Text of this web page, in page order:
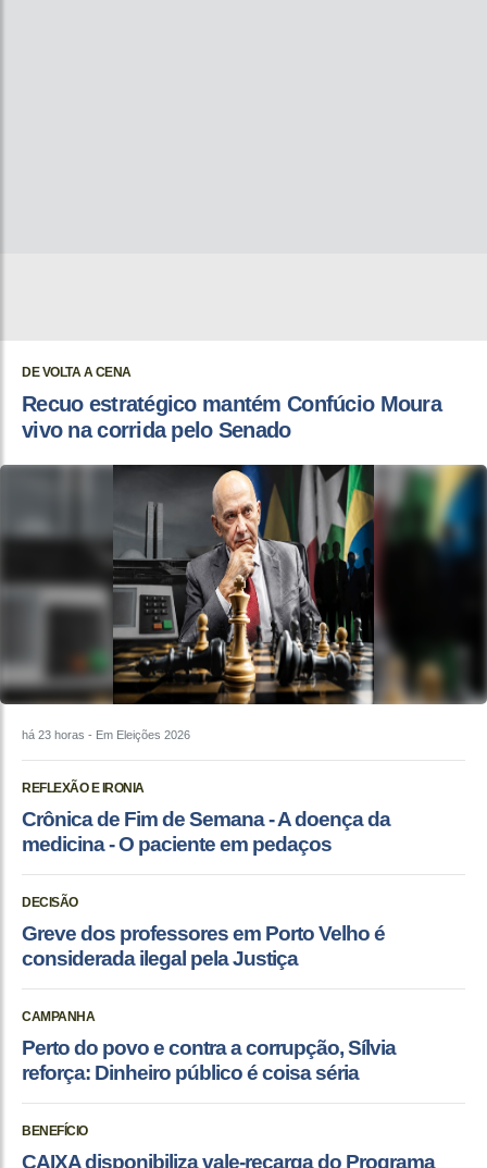
DE VOLTA A CENA
Recuo estratégico mantém Confúcio Moura
vivo na corrida pelo Senado
há 23 horas - Em Eleições 2026
REFLEXÃO E IRONIA
Crônica de Fim de Semana - A doença da
medicina - O paciente em pedaços
DECISÃO
Greve dos professores em Porto Velho é
considerada ilegal pela Justiça
CAMPANHA
Perto do povo e contra a corrupção, Sílvia
reforça: Dinheiro público é coisa séria
BENEFÍCIO
CAIXA disponibiliza vale-recarga do Programa